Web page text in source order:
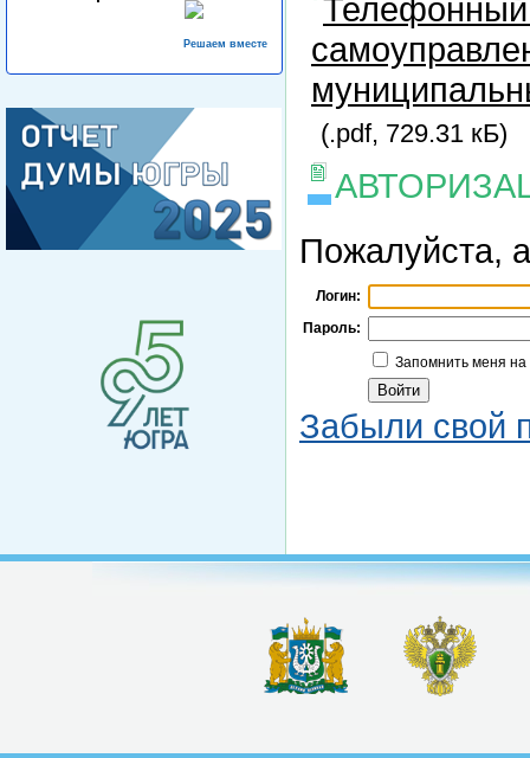
Решаем вместе
Телефонный
(.pdf, 729.31 кБ)
Пожалуйста,
Логин:
Пароль:
Запомнить меня
Забыли свой